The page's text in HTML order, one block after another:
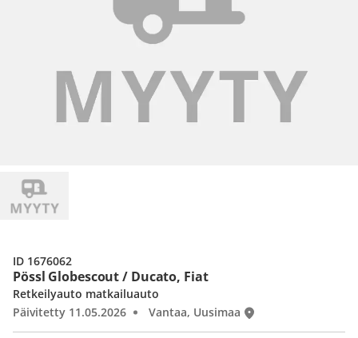
Pössl Globescout / Ducato, Fiat
Retkeilyauto matkailuauto
Päivitetty 11.05.2026
Vantaa, Uusimaa
ID 1676062